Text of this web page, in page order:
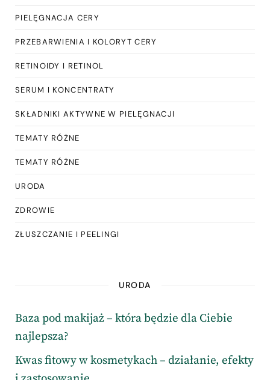
PIELĘGNACJA CERY
PRZEBARWIENIA I KOLORYT CERY
RETINOIDY I RETINOL
SERUM I KONCENTRATY
SKŁADNIKI AKTYWNE W PIELĘGNACJI
TEMATY RÓŻNE
TEMATY RÓŻNE
URODA
ZDROWIE
ZŁUSZCZANIE I PEELINGI
URODA
Baza pod makijaż – która będzie dla Ciebie
najlepsza?
Kwas fitowy w kosmetykach – działanie, efekty